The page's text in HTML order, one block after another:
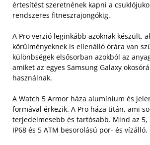
értesítést szeretnének kapni a
rendszeres fitneszrajongókig.
A Pro verzió leginkább azoknak készült,
körülményeknek is ellenálló órára van
különbségek elsősorban azokból az
amiket az egyes Samsung Galaxy
használnak.
A Watch 5 Armor háza alumínium és
formával érkezik. A Pro háza titán, ami
terjedelmesebb és tartósabb. Mind az 5,
IP68 és 5 ATM besorolású por- és vízálló.